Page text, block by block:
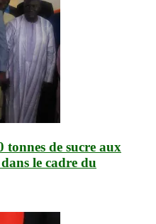
de sucre aux
le cadre du